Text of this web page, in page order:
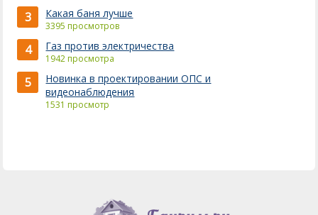
3 Какая баня лучше
3395 просмотров
4 Газ против электричества
1942 просмотра
5
Новинка в проектировании ОПС и
видеонаблюдения
1531 просмотр